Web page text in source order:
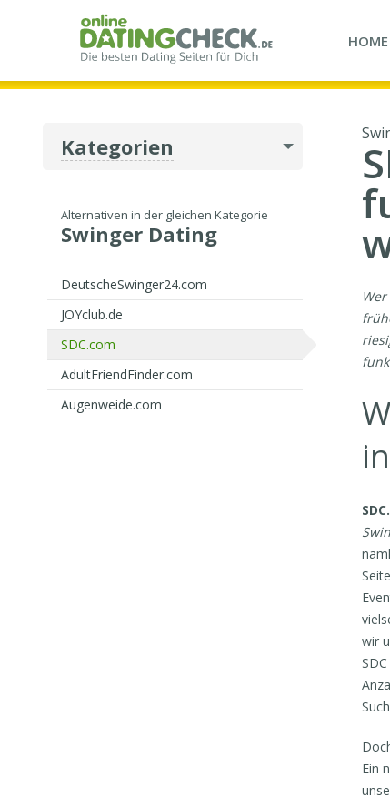
HOME
Kategorien
Alternativen in der gleichen Kategorie
Swinger Dating
DeutscheSwinger24.com
JOYclub.de
SDC.com
AdultFriendFinder.com
Augenweide.com
wir
Ein